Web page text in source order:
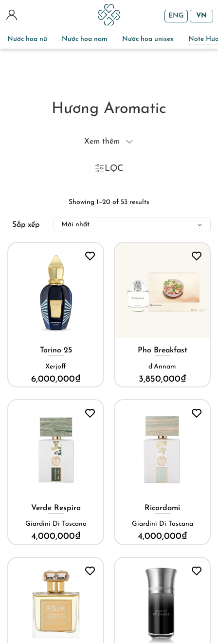
Nước hoa nữ Nước hoa nam Nước hoa unisex Note
ENG VN
Hương Aromatic
Xem thêm
LỌC
Showing 1–20 of 53 results
Sắp xếp
Torino 25
Xerjoff
6,000,000₫
Pho Breakfast
d’Annam
3,850,000₫
Verde Respiro
Giardini Di Toscana
4,000,000₫
Ricordami
Giardini Di Toscana
4,000,000₫